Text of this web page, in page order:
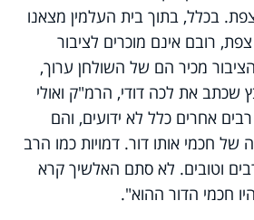
בכלל, בתוך בית העלמין מצאנו
רובם אינם מוכרים לציבור
מכיר הם של השולחן ערוך,
שכתב את לכה דודי, הרמ"ק ואולי
אחרים כלל לא ידועים, והם
של חכמי אותו דור. דמויות כמו הרב
וטובים. לא סתם האלשיך קרא
חכמי הדור ההוא".